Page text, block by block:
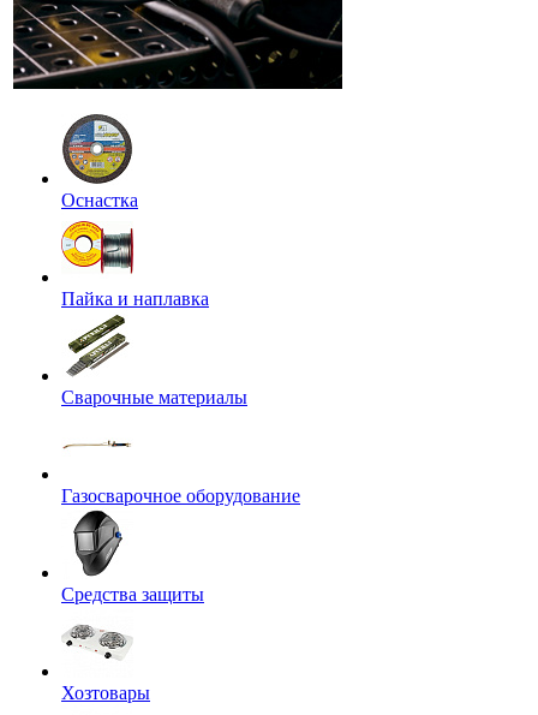
Оснастка
Пайка и наплавка
Сварочные материалы
Газосварочное оборудование
Средства защиты
Хозтовары